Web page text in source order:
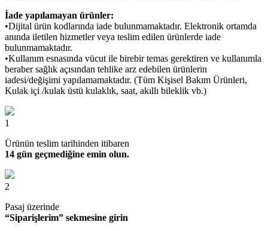
İade yapılamayan ürünler:
•Dijital ürün kodlarında iade bulunmamaktadır. Elektronik ortamda
anında iletilen hizmetler veya teslim edilen ürünlerde iade
bulunmamaktadır.
•Kullanım esnasında vücut ile birebir temas gerektiren ve kullanımla
beraber sağlık açısından tehlike arz edebilen ürünlerin
iadesi/değişimi yapılamamaktadır. (Tüm Kişisel Bakım Ürünleri,
Kulak içi /kulak üstü kulaklık, saat, akıllı bileklik vb.)
1
Ürünün teslim tarihinden itibaren
14 gün geçmediğine emin olun.
2
Pasaj üzerinde
“Siparişlerim” sekmesine girin